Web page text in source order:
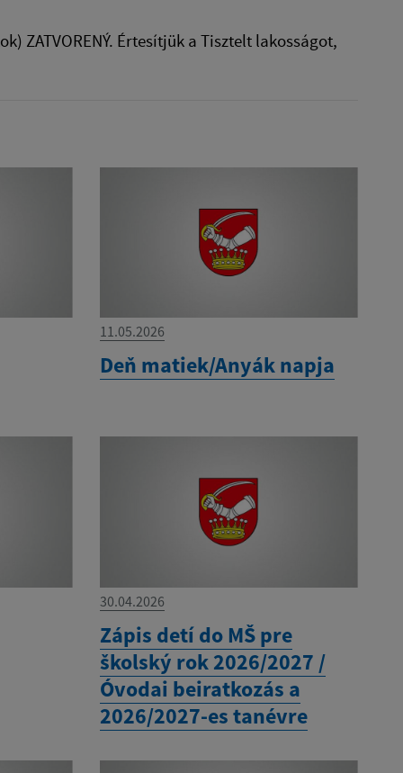
ZATVORENÝ. Értesítjük a Tisztelt lakosságot,
11.05.2026
Deň matiek/Anyák napja
30.04.2026
Zápis detí do MŠ pre
školský rok 2026/2027 /
Óvodai beiratkozás a
2026/2027-es tanévre